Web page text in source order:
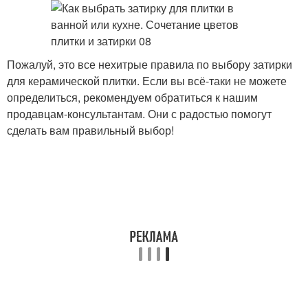
Пожалуй, это все нехитрые правила по выбору затирки
для керамической плитки. Если вы всё-таки не можете
определиться, рекомендуем обратиться к нашим
продавцам-консультантам. Они с радостью помогут
сделать вам правильный выбор!